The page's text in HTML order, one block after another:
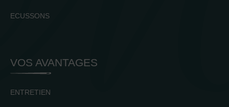
ECUSSONS
VOS AVANTAGES
ENTRETIEN